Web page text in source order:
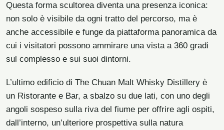
Questa forma scultorea diventa una presenza iconica:
non solo è visibile da ogni tratto del percorso, ma è
anche accessibile e funge da piattaforma panoramica da
cui i visitatori possono ammirare una vista a 360 gradi
sul complesso e sui suoi dintorni.
L’ultimo edificio di The Chuan Malt Whisky Distillery è
un Ristorante e Bar, a sbalzo su due lati, con uno degli
angoli sospeso sulla riva del fiume per offrire agli ospiti,
dall’interno, un’ulteriore prospettiva sulla natura